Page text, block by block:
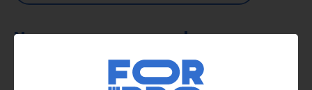
Nous vous recommandons